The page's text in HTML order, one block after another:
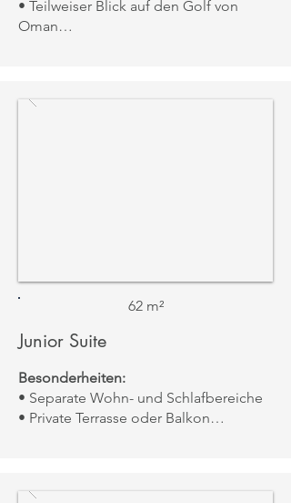
• Teilweiser Blick auf den Golf von
Oman
Ausstattung
62 m²
Junior Suite
Besonderheiten:
• Separate Wohn- und Schlafbereiche
• Private Terrasse oder Balkon